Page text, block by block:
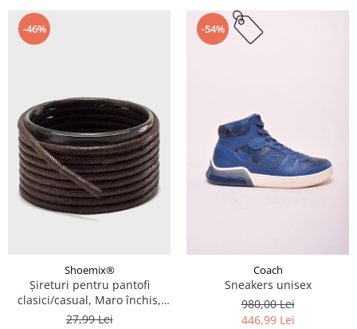
-46%
Shoemix®
Șireturi pentru pantofi
clasici/casual, Maro închis,
Cerate, Calitate premium, 110
27,99 Lei
-54%
Coach
Sneakers unisex
980,00 Lei
446,99 Lei